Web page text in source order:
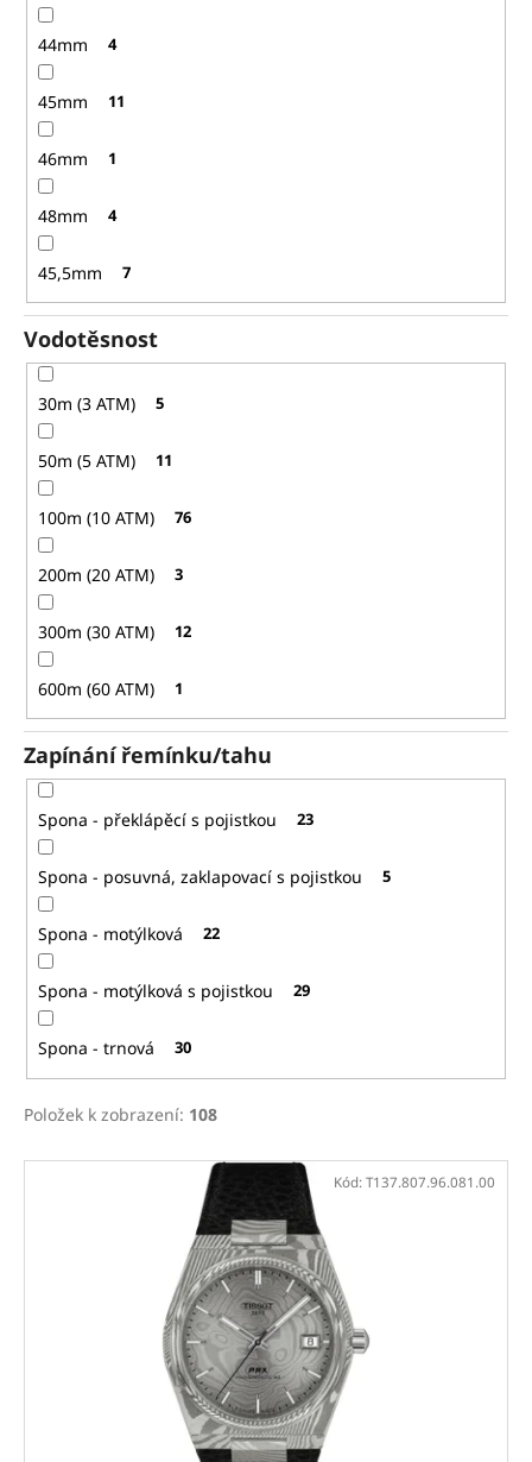
44mm 4
45mm 11
46mm 1
48mm 4
45,5mm 7
Vodotěsnost
30m (3 ATM) 5
50m (5 ATM) 11
100m (10 ATM) 76
200m (20 ATM) 3
300m (30 ATM) 12
600m (60 ATM) 1
Zapínání řemínku/tahu
Spona - překlápěcí s pojistkou 23
Spona - posuvná, zaklapovací s pojistkou 5
Spona - motýlková 22
Spona - motýlková s pojistkou 29
Spona - trnová 30
Položek k zobrazení: 108
V Kód: T137.807.96.081.00